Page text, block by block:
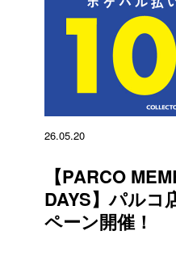
26.05.20
【PARCO
DAYS】パルコ
ペーン開催！